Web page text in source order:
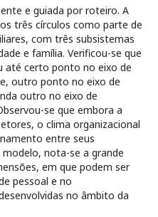
e guiada por roteiro. A
três círculos como parte de
com três subsistemas
e família. Verificou-se que
até certo ponto no eixo de
outro ponto no eixo de
outro no eixo de
se que embora a
o clima organizacional
entre seus
nota-se a grande
em que podem ser
pessoal e no
no âmbito da